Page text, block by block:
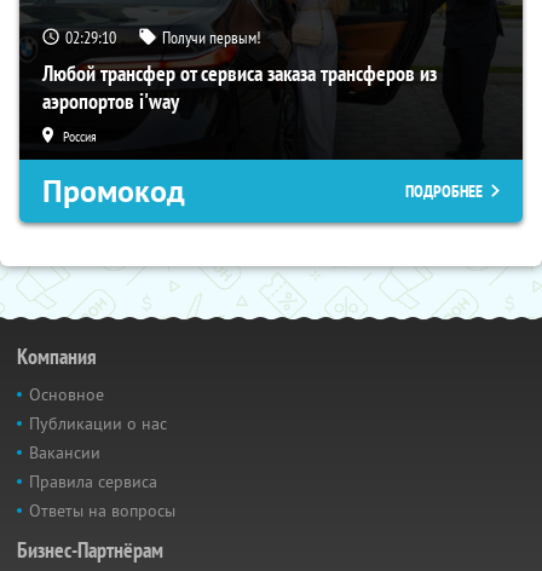
02:29:09 Получи первым!
Любой трансфер от сервиса заказа трансферов из
аэропортов i'way
Россия
Промокод ПОДРОБНЕЕ
Компания
Основное
Публикации о нас
Вакансии
Правила сервиса
Ответы на вопросы
Бизнес-Партнёрам